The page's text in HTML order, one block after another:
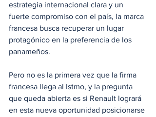
estrategia internacional clara y un
fuerte compromiso con el país, la marca
francesa busca recuperar un lugar
protagónico en la preferencia de los
panameños.
Pero no es la primera vez que la firma
francesa llega al Istmo, y la pregunta
que queda abierta es si Renault logrará
en esta nueva oportunidad posicionarse